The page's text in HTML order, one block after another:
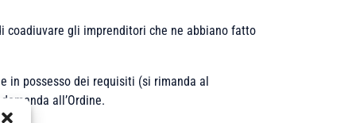
coadiuvare gli imprenditori che ne abbiano fatto
in possesso dei requisiti (si rimanda al
all’Ordine.